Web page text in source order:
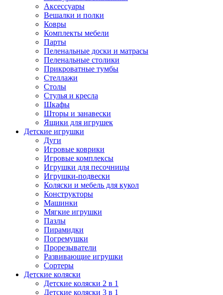
Аксессуары
Вешалки и полки
Ковры
Комплекты мебели
Парты
Пеленальные доски и матрасы
Пеленальные столики
Прикроватные тумбы
Стеллажи
Столы
Стулья и кресла
Шкафы
Шторы и занавески
Ящики для игрушек
Детские игрушки
Дуги
Игровые коврики
Игровые комплексы
Игрушки для песочницы
Игрушки-подвески
Коляски и мебель для кукол
Конструкторы
Машинки
Мягкие игрушки
Пазлы
Пирамидки
Погремушки
Прорезыватели
Развивающие игрушки
Сортеры
Детские коляски
Детские коляски 2 в 1
Детские коляски 3 в 1